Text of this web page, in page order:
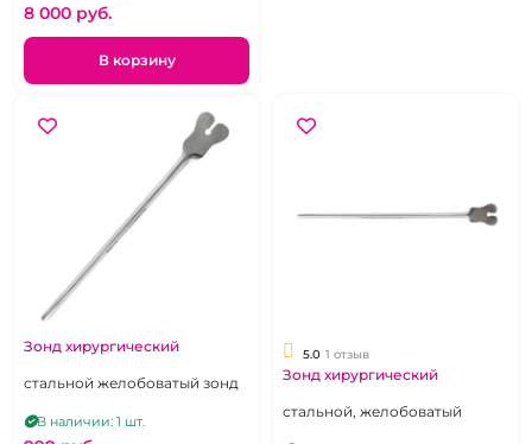
8 000 pуб.
В корзину
Зонд хирургический
стальной желобоватый зонд
В наличии: 1 шт.
5.0 1 отзыв
Зонд хирургический
стальной, желобоватый